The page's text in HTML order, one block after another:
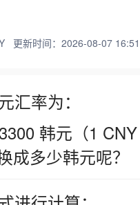
更新时间：2026-08-07
汇率为：
韩元（1
成多少韩元呢？